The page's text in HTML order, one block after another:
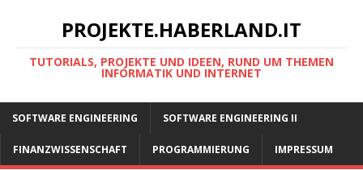
PROJEKTE.HABERLAND.IT
TUTORIALS, PROJEKTE UND IDEEN, RUND UM THEMEN
INFORMATIK UND INTERNET
SOFTWARE ENGINEERING SOFTWARE ENGINEERING II
FINANZWISSENSCHAFT PROGRAMMIERUNG IMPRESSUM